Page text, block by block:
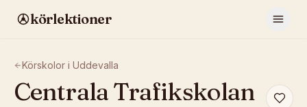
körlektioner
Körskolor i Uddevalla
Centrala Trafikskolan